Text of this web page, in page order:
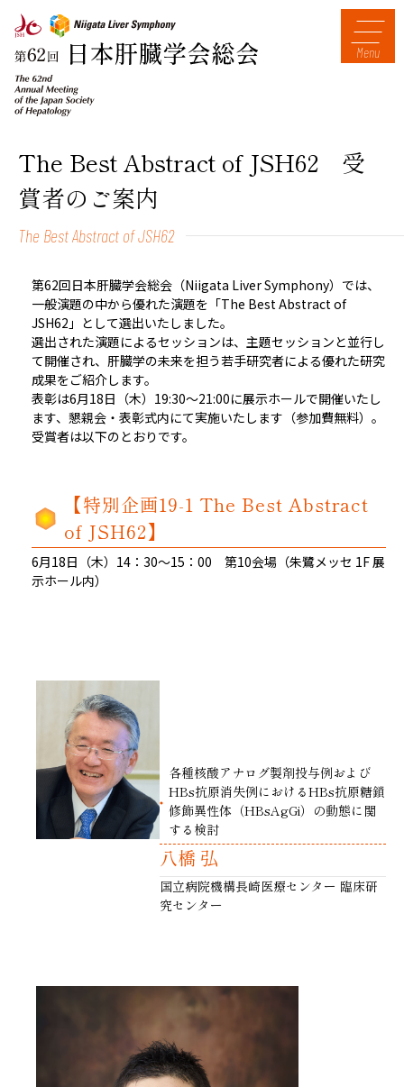
The Best Abstract of JSH62 受
賞者のご案内
The Best Abstract of JSH62
第62回日本肝臓学会総会（Niigata Liver Symphony）では、
一般演題の中から優れた演題を「The Best Abstract of
JSH62」として選出いたしました。
選出された演題によるセッションは、主題セッションと並行し
て開催され、肝臓学の未来を担う若手研究者による優れた研究
成果をご紹介します。
表彰は6月18日（木）19:30～21:00に展示ホールで開催いたし
ます、懇親会・表彰式内にて実施いたします（参加費無料）。
受賞者は以下のとおりです。
【特別企画19-1 The Best Abstract
of JSH62】
6月18日（木）14：30～15：00 第10会場（朱鷺メッセ 1F 展
示ホール内）
各種核酸アナログ製剤投与例および
HBs抗原消失例におけるHBs抗原糖鎖
修飾異性体（HBsAgGi）の動態に関
する検討
八橋 弘
国立病院機構長崎医療センター 臨床研
究センター
Menu